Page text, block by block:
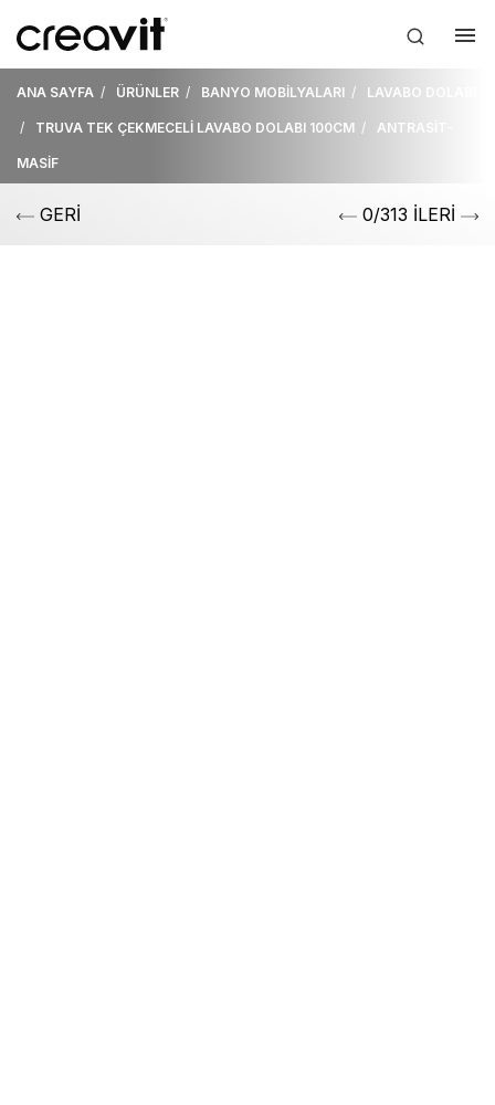
ANA SAYFA ÜRÜNLER BANYO MOBİLYALARI LAVABO DOLABI
TRUVA TEK ÇEKMECELİ LAVABO DOLABI 100CM ANTRASİT-
MASİF
GERİ 0/313 İLERİ